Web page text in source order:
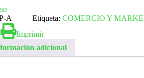
A Etiqueta: COMERCIO Y
Imprimir
adicional